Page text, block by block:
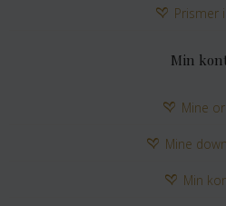
Prismer
Min
Mine
Mine
Min